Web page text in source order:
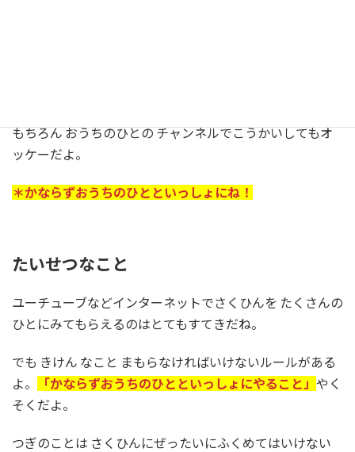
もちろん おうちのひとの チャンネルでこうかいしてもオ
ッケーだよ。
＊かならずおうちのひとといっしょにね！
たいせつなこと
ユーチューブなどインターネットでさくひんを たくさんの
ひとにみてもらえるのはとてもすてきだね。
でも きけん なこと まもらなければいけないルールがある
よ。
「かならずおうちのひとといっしょにやること」 やく
そくだよ。
つぎのことは さくひんにぜったいにふくめてはいけない